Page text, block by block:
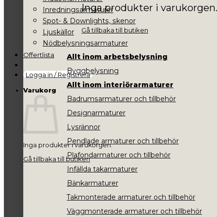
Inga produkter i varukorgen.
Gå tillbaka till butiken
Offertlista
Logga in / Registrera
Varukorg
Inga produkter i varukorgen.
Gå tillbaka till butiken
Inredningsarmaturer
Spot- & Downlights, skenor
Ljuskällor
Nödbelysningsarmaturer
Allt inom arbetsbelysning
Byggbelysning
Allt inom interiörarmaturer
Badrumsarmaturer och tillbehör
Designarmaturer
Lysrännor
Pendlade armaturer och tillbehör
Plafondarmaturer och tillbehör
Infällda takarmaturer
Bänkarmaturer
Takmonterade armaturer och tillbehör
Väggmonterade armaturer och tillbehör